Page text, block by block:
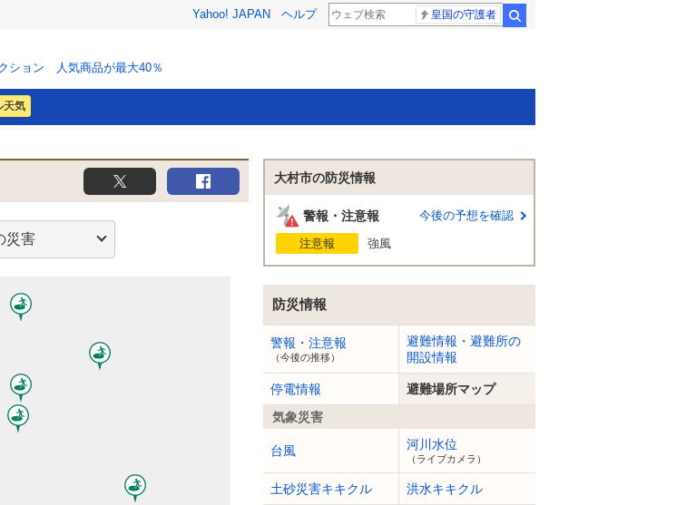
Yahoo! JAPAN ヘルプ 皇国の守護者
ション 人気商品が最大40％
天気
災害
大村市の防災情報
警報・注意報 今後の予想を確認
注意報 強風
防災情報
警報・注意報
（今後の推移）
避難情報・避難所の
開設情報
停電情報
避難場所マップ
気象災害
台風 河川水位
（ライブカメラ）
土砂災害キキクル
洪水キキクル